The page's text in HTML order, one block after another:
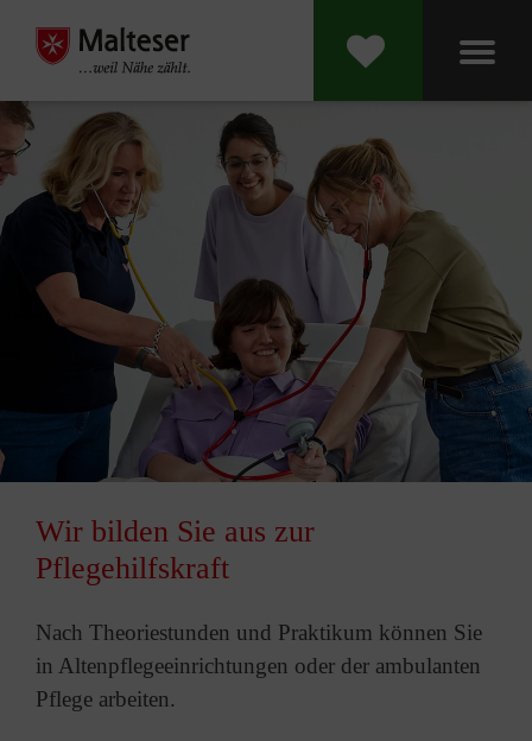
Wir bilden Sie aus zur
Pflegehilfskraft
Nach Theoriestunden und Praktikum können Sie
in Altenpflegeeinrichtungen oder der ambulanten
Pflege arbeiten.